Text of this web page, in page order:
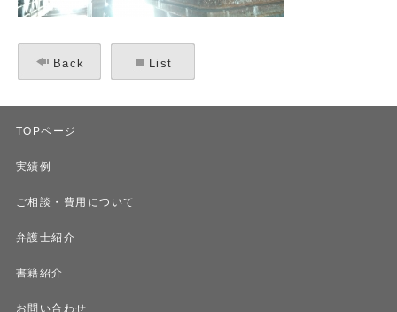
Back List
TOPページ
実績例
ご相談・費用について
弁護士紹介
書籍紹介
お問い合わせ